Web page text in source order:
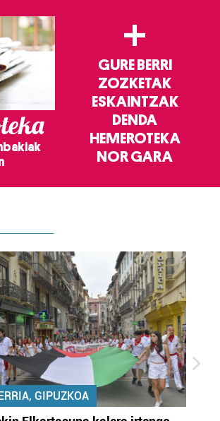
+
GURE BERRI
ZOZKETAK
ESKAINTZAK
DENDA
HEMEROTEKA
NOR GARA
GIPUZKOA